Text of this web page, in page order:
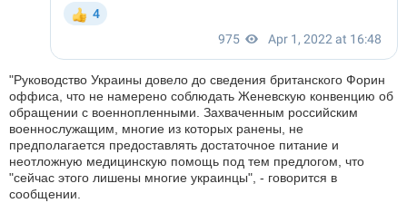
"Руководство Украины довело до сведения британского Форин
оффиса, что не намерено соблюдать Женевскую конвенцию об
обращении с военнопленными. Захваченным российским
военнослужащим, многие из которых ранены, не
предполагается предоставлять достаточное питание и
неотложную медицинскую помощь под тем предлогом, что
"сейчас этого лишены многие украинцы", - говорится в
сообщении.